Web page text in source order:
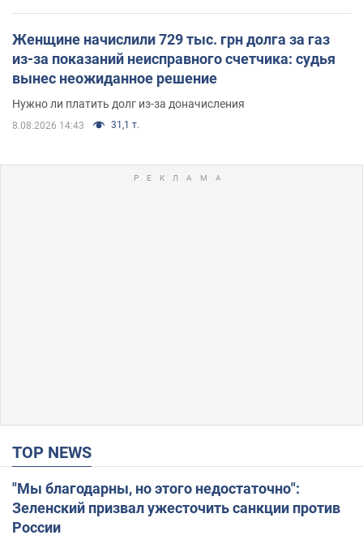
Женщине начислили 729 тыс. грн долга за газ
из-за показаний неисправного счетчика: судья
вынес неожиданное решение
Нужно ли платить долг из-за доначисления
8.08.2026 14:43 31,1 т.
TOP NEWS
"Мы благодарны, но этого недостаточно":
Зеленский призвал ужесточить санкции против
России